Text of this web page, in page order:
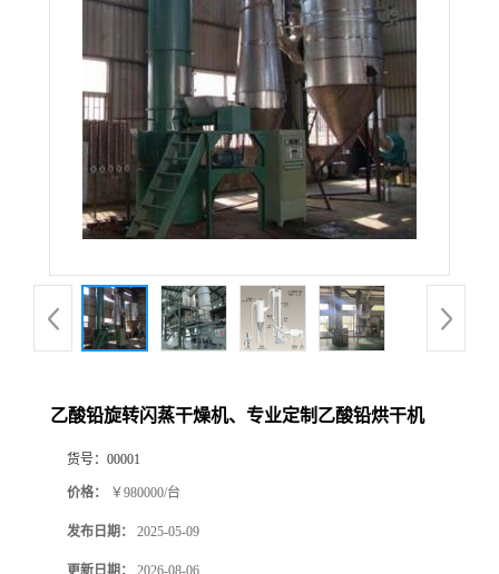
乙酸铅旋转闪蒸干燥机、专业定制乙酸铅烘干机
货号： 00001
价格： ￥980000/台
发布日期： 2025-05-09
更新日期： 2026-08-06